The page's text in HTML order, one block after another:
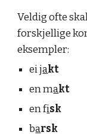
Veldig ofte
forskjellige
eksempler:
ei jakt
en makt
en fisk
barsk